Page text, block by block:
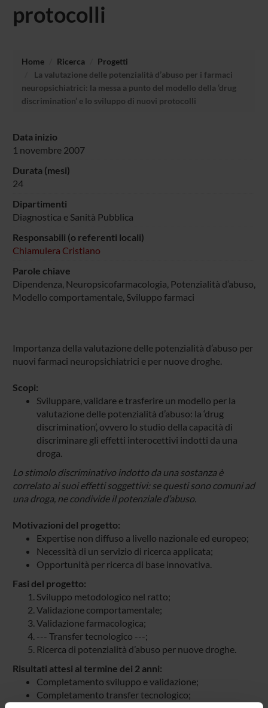
protocolli
Home Ricerca
Progetti
La valutazione delle potenzialità d’abuso per i farmaci
neuropsichiatrici: la messa a punto del modello della ‘drug
discrimination’ e lo sviluppo di nuovi protocolli
Data inizio
1 novembre 2007
Durata (mesi)
24
Dipartimenti
Diagnostica e Sanità Pubblica
Responsabili (o referenti locali)
Chiamulera Cristiano
Parole chiave
Dipendenza, Neuropsicofarmacologia, Potenzialità d’abuso,
Modello comportamentale, Sviluppo farmaci
Importanza della valutazione delle potenzialità d’abuso per
nuovi farmaci neuropsichiatrici e per nuove droghe.
Scopi:
Sviluppare, validare e trasferire un modello per la
valutazione delle potenzialità d’abuso: la ‘drug
discrimination’, ovvero lo studio della capacità di
discriminare gli effetti interocettivi indotti da una
droga.
Lo stimolo discriminativo indotto da una sostanza è
correlato ai suoi effetti soggettivi: se questi sono comuni ad
una droga, ne condivide il potenziale d’abuso.
Motivazioni del progetto:
Expertise non diffuso a livello nazionale ed europeo;
Necessità di un servizio di ricerca applicata;
Opportunità per ricerca di base innovativa.
Fasi del progetto:
Sviluppo metodologico nel ratto;
Validazione comportamentale;
Validazione farmacologica;
--- Transfer tecnologico ---;
Ricerca di potenzialità d’abuso per nuove droghe.
Risultati attesi al termine dei 2 anni:
Completamento sviluppo e validazione;
Completamento transfer tecnologico;